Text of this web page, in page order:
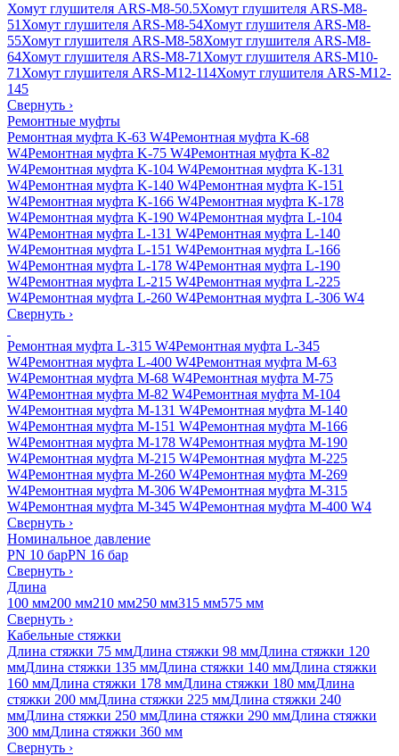
Хомут глушителя ARS-M8-50.5Хомут глушителя ARS-M8-
51 Хомут глушителя ARS-M8-54Хомут глушителя ARS-M8-
55Хомут глушителя ARS-M8-58Хомут глушителя ARS-M8-
64Хомут глушителя ARS-M8-71 Хомут глушителя ARS-M10-
71 Хомут глушителя ARS-M12-114Хомут глушителя ARS-M12-
145
Свернуть ›
Ремонтные муфты
Ремонтная муфта K-63 W4Ремонтная муфта K-68
W4Ремонтная муфта K-75 W4Ремонтная муфта K-82
W4Ремонтная муфта K-104 W4Ремонтная муфта K-131
W4Ремонтная муфта K-140 W4Ремонтная муфта K-151
W4Ремонтная муфта K-166 W4Ремонтная муфта K-178
W4Ремонтная муфта K-190 W4Ремонтная муфта L-104
W4Ремонтная муфта L-131 W4Ремонтная муфта L-140
W4Ремонтная муфта L-151 W4Ремонтная муфта L-166
W4Ремонтная муфта L-178 W4Ремонтная муфта L-190
W4Ремонтная муфта L-215 W4Ремонтная муфта L-225
W4Ремонтная муфта L-260 W4Ремонтная муфта L-306 W4
Свернуть ›
Ремонтная муфта L-315 W4Ремонтная муфта L-345
W4Ремонтная муфта L-400 W4Ремонтная муфта M-63
W4Ремонтная муфта M-68 W4Ремонтная муфта M-75
W4Ремонтная муфта M-82 W4Ремонтная муфта M-104
W4Ремонтная муфта M-131 W4Ремонтная муфта M-140
W4Ремонтная муфта M-151 W4Ремонтная муфта M-166
W4Ремонтная муфта M-178 W4Ремонтная муфта M-190
W4Ремонтная муфта M-215 W4Ремонтная муфта M-225
W4Ремонтная муфта M-260 W4Ремонтная муфта M-269
W4Ремонтная муфта M-306 W4Ремонтная муфта M-315
W4Ремонтная муфта M-345 W4Ремонтная муфта M-400 W4
Свернуть ›
Номинальное давление
PN 10 барPN 16 бар
Свернуть ›
Длина
100 мм200 мм210 мм250 мм315 мм575 мм
Свернуть ›
Кабельные стяжки
Длина стяжки 75 ммДлина стяжки 98 ммДлина стяжки 120
ммДлина стяжки 135 ммДлина стяжки 140 ммДлина стяжки
160 ммДлина стяжки 178 ммДлина стяжки 180 ммДлина
стяжки 200 ммДлина стяжки 225 ммДлина стяжки 240
ммДлина стяжки 250 ммДлина стяжки 290 ммДлина стяжки
300 ммДлина стяжки 360 мм
Свернуть ›